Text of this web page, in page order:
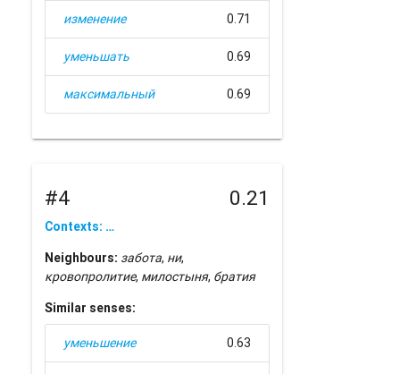
изменение 0.71
уменьшать 0.69
максимальный 0.69
#4 0.21
Contexts: …
Neighbours: забота, ни,
кровопролитие, милостыня, братия
Similar senses:
уменьшение 0.63